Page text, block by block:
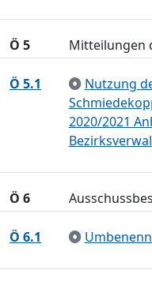
Ö 5 Mitteilungen
Ö 5.1
Nutzung
2020/2021
Ö 6
Ö 6.1